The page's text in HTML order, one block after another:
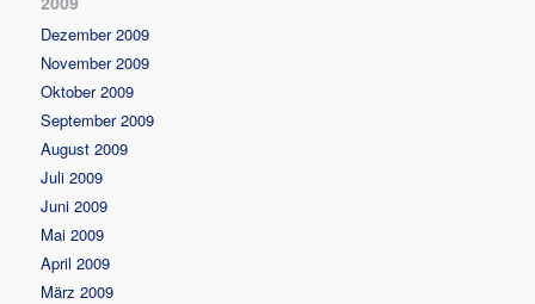
Dezember 2009
November 2009
Oktober 2009
September 2009
August 2009
Juli 2009
Juni 2009
Mai 2009
April 2009
März 2009